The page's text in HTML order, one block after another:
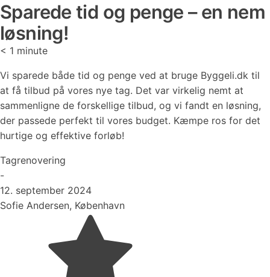
Sparede tid og penge – en nem
løsning!
< 1 minute
Vi sparede både tid og penge ved at bruge Byggeli.dk til
at få tilbud på vores nye tag. Det var virkelig nemt at
sammenligne de forskellige tilbud, og vi fandt en løsning,
der passede perfekt til vores budget. Kæmpe ros for det
hurtige og effektive forløb!
Tagrenovering
-
12. september 2024
Sofie Andersen, København